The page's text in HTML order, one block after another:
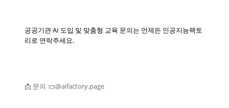
공공기관 AI 도입 및 맞춤형 교육 문의는 언제든 인공지능팩토
리로 연락주세요.
📩 문의 :cs@aifactory.page